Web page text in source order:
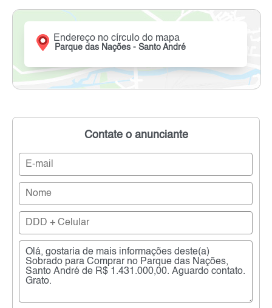
Endereço no círculo do mapa
Parque das Nações - Santo André
Contate o anunciante